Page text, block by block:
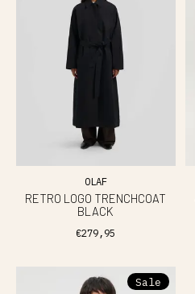
OLAF
RETRO LOGO TRENCHCOAT
BLACK
€279,95
Sale